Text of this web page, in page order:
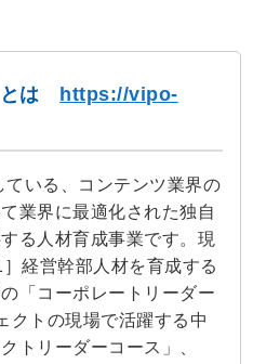
とは
https://vipo-
いる、コンテンツ業界の
業界に最適化された独自
る人材育成事業です。現
経営幹部人材を育成する
「コーポレートリーダー
クトの現場で活躍する中
トリーダーコース」、